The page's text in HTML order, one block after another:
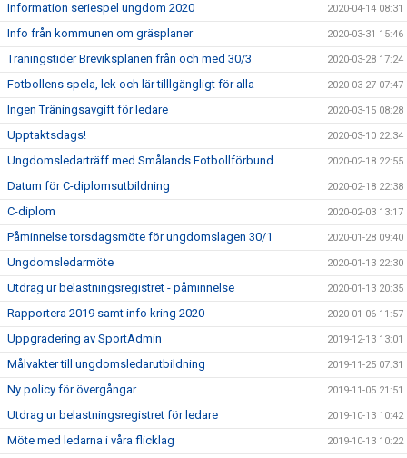
Information seriespel ungdom 2020 2020-04-14 08:31
Info från kommunen om gräsplaner 2020-03-31 15:46
Träningstider Breviksplanen från och med 30/3 2020-03-28 17:24
Fotbollens spela, lek och lär tilllgängligt för alla 2020-03-27 07:47
Ingen Träningsavgift för ledare 2020-03-15 08:28
Upptaktsdags! 2020-03-10 22:34
Ungdomsledarträff med Smålands Fotbollförbund 2020-02-18 22:55
Datum för C-diplomsutbildning 2020-02-18 22:38
C-diplom 2020-02-03 13:17
Påminnelse torsdagsmöte för ungdomslagen 30/1 2020-01-28 09:40
Ungdomsledarmöte 2020-01-13 22:30
Utdrag ur belastningsregistret - påminnelse 2020-01-13 20:35
Rapportera 2019 samt info kring 2020 2020-01-06 11:57
Uppgradering av SportAdmin 2019-12-13 13:01
Målvakter till ungdomsledarutbildning 2019-11-25 07:31
Ny policy för övergångar 2019-11-05 21:51
Utdrag ur belastningsregistret för ledare 2019-10-13 10:42
Möte med ledarna i våra flicklag 2019-10-13 10:22